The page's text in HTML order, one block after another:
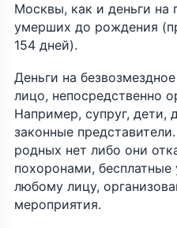
Москвы, как и деньги на
умерших до рождения
154 дней).
Деньги на
лицо, непосредственно
Например, супруг, дети,
законные
родных нет либо они
похоронами, бесплатные
любому лицу,
мероприятия.